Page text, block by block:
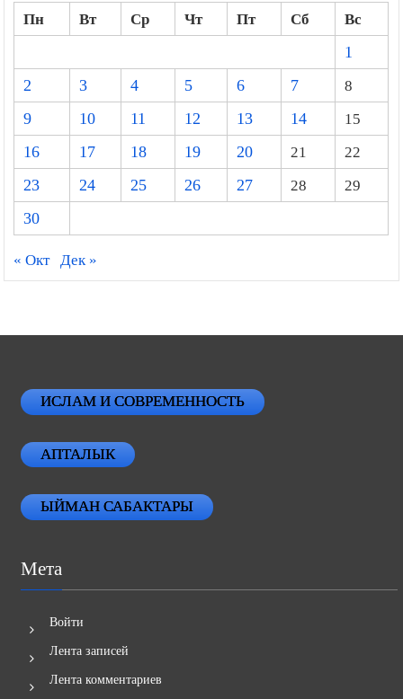
Пн Вт Ср Чт Пт Сб
Вс
1
2
3 4 5 6 7
8
9
10 11 12 13 14
15
16
17 18 19 20 21
22
23
24 25 26 27 28
29
30
« Окт Дек »
ИСЛАМ И СОВРЕМЕННОСТЬ
АПТАЛЫК
ЫЙМАН САБАКТАРЫ
Мета
Войти
Лента записей
Лента комментариев